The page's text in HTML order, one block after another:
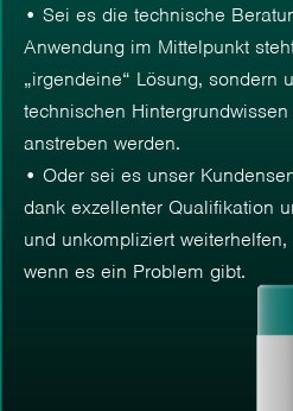
• Sei es die technische
Anwendung im Mittelpunkt
„irgendeine“ Lösung, sondern
technischen
anstreben werden.
• Oder sei es unser
dank exzellenter Qualifikation
und unkompliziert weiterhelfen,
wenn es ein Problem gibt.